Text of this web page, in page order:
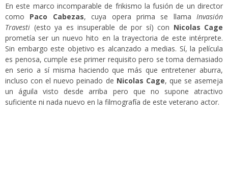
En este marco incomparable de frikismo la fusión de un director
como Paco Cabezas, cuya opera prima se llama Invasión
Travesti (esto ya es insuperable de por sí) con Nicolas Cage
prometía ser un nuevo hito en la trayectoria de este intérprete.
Sin embargo este objetivo es alcanzado a medias. Sí, la película
es penosa, cumple ese primer requisito pero se toma demasiado
en serio a sí misma haciendo que más que entretener aburra,
incluso con el nuevo peinado de Nicolas Cage, que se asemeja
un águila visto desde arriba pero que no supone atractivo
suficiente ni nada nuevo en la filmografía de este veterano actor.